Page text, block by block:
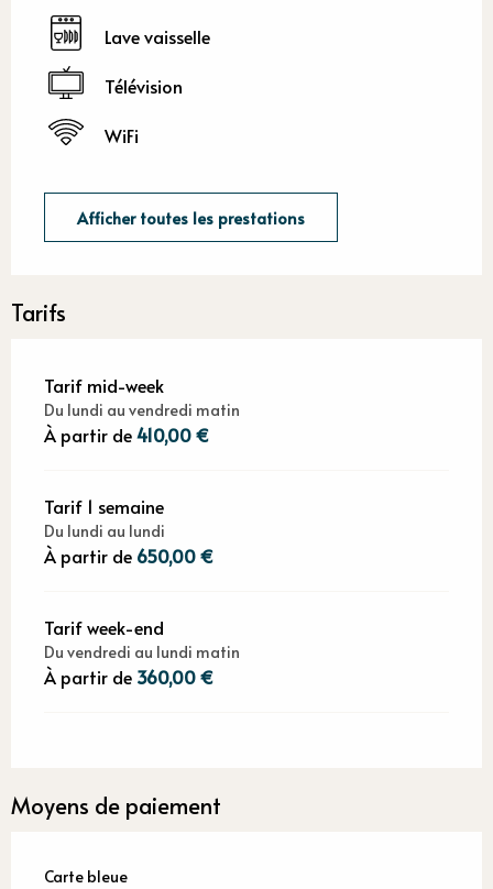
Lave vaisselle
Télévision
WiFi
Afficher toutes les prestations
Tarifs
Tarif mid-week
Du lundi au vendredi matin
À partir de410,00 €
Tarif 1 semaine
Du lundi au lundi
À partir de 650,00 €
Tarif week-end
Du vendredi au lundi matin
À partir de 360,00 €
Moyens de paiement
Carte bleue